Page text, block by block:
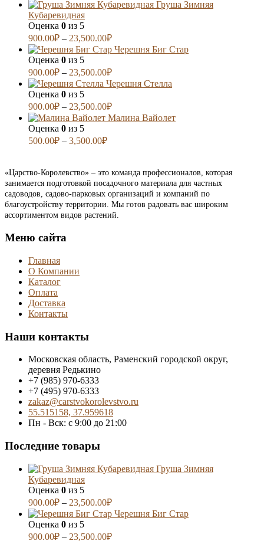
Груша Зимняя
Кубаревидная
Оценка 0 из 5
900.00₽ – 23,500.00₽
Черешня Биг Стар
Оценка 0 из 5
900.00₽ – 23,500.00₽
Черешня Стелла
Оценка 0 из 5
900.00₽ – 23,500.00₽
Малина Вайолет
Оценка 0 из 5
500.00₽ – 3,500.00₽
«Царство-Королевство» – это команда профессионалов, которая
занимается подготовкой посадочного материала для частных
садоводов, садово-парковых организаций и компаний по
благоустройству территории. Мы готов радовать вас широким
ассортиментом видов растений.
Меню сайта
Главная
О Компании
Каталог
Оплата
Доставка
Контакты
Наши контакты
Московская область, Раменский городской округ,
деревня Редькино
+7 (985) 970-6333
+7 (495) 970-6333
zakaz@carstvokorolevstvo.ru
55.515158, 37.959618
Пн - Вск: с 9:00 до 21:00
Последние товары
Груша Зимняя
Кубаревидная
Оценка 0 из 5
900.00₽ – 23,500.00₽
Черешня Биг Стар
Оценка 0 из 5
900.00₽ – 23,500.00₽